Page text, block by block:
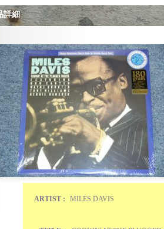
詳細
ARTIST : MILES DAVIS